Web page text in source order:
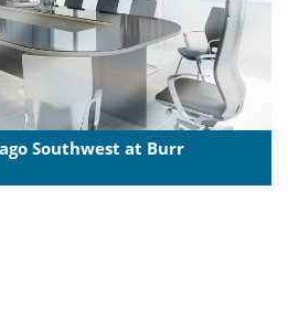
Southwest at Burr